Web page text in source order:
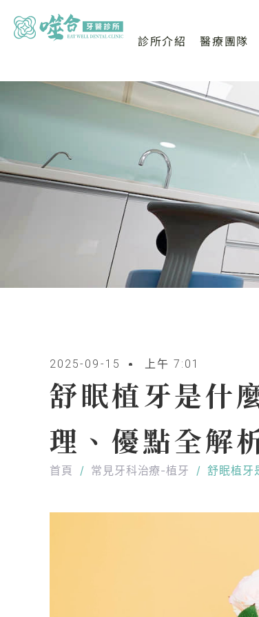
診所介紹 醫療團隊
2025-09-15 上午 7:01
舒眠植牙是什
理、優點全解
首頁 / 常見牙科治療-植牙 / 舒眠植牙